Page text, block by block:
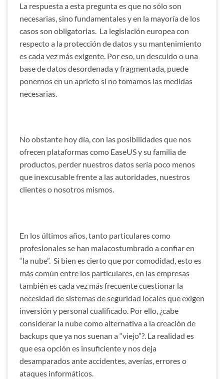
La respuesta a esta pregunta es que no sólo son
necesarias, sino fundamentales y en la mayoría de los
casos son obligatorias. La legislación europea con
respecto a la protección de datos y su mantenimiento
es cada vez más exigente. Por eso, un descuido o una
base de datos desordenada y fragmentada, puede
ponernos en un aprieto si no tomamos las medidas
necesarias.
No obstante hoy día, con las posibilidades que nos
ofrecen plataformas como EaseUS y su familia de
productos, perder nuestros datos sería poco menos
que inexcusable frente a las autoridades, nuestros
clientes o nosotros mismos.
En los últimos años, tanto particulares como
profesionales se han malacostumbrado a confiar en
“la nube”. Si bien es cierto que por comodidad, esto es
más común entre los particulares, en las empresas
también es cada vez más frecuente cuestionar la
necesidad de sistemas de seguridad locales que exigen
inversión y personal cualificado. Por ello, ¿cabe
considerar la nube como alternativa a la creación de
backups que ya nos suenan a “viejo”?. La realidad es
que esa opción es insuficiente y nos deja
desamparados ante accidentes, averías, errores o
ataques informáticos.